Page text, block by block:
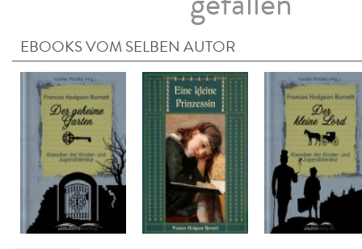
EBOOKS VOM SELBEN AUTOR